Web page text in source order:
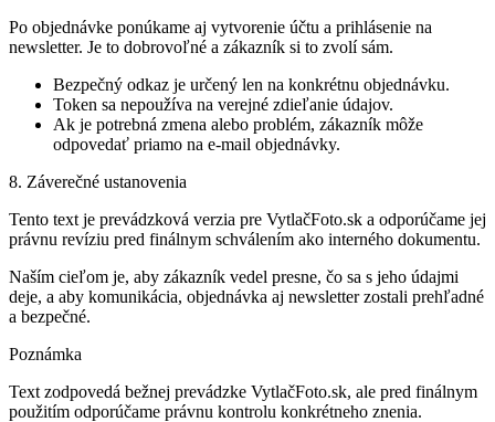
Po objednávke ponúkame aj vytvorenie účtu a prihlásenie na
newsletter. Je to dobrovoľné a zákazník si to zvolí sám.
Bezpečný odkaz je určený len na konkrétnu objednávku.
Token sa nepoužíva na verejné zdieľanie údajov.
Ak je potrebná zmena alebo problém, zákazník môže
odpovedať priamo na e-mail objednávky.
8. Záverečné ustanovenia
Tento text je prevádzková verzia pre VytlačFoto.sk a odporúčame jej
právnu revíziu pred finálnym schválením ako interného dokumentu.
Naším cieľom je, aby zákazník vedel presne, čo sa s jeho údajmi
deje, a aby komunikácia, objednávka aj newsletter zostali prehľadné
a bezpečné.
Poznámka
Text zodpovedá bežnej prevádzke VytlačFoto.sk, ale pred finálnym
použitím odporúčame právnu kontrolu konkrétneho znenia.